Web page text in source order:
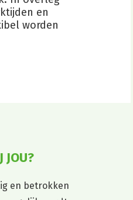
en
worden
JOU?
en betrokken